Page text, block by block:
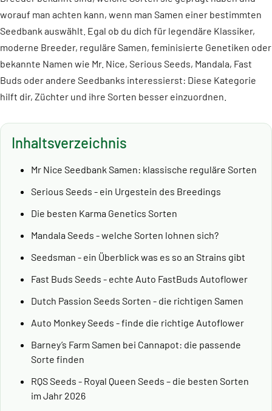
worauf man achten kann, wenn man Samen einer bestimmten
Seedbank auswählt. Egal ob du dich für legendäre Klassiker,
moderne Breeder, reguläre Samen, feminisierte Genetiken oder
bekannte Namen wie Mr. Nice, Serious Seeds, Mandala, Fast
Buds oder andere Seedbanks interessierst: Diese Kategorie
hilft dir, Züchter und ihre Sorten besser einzuordnen.
Inhaltsverzeichnis
Mr Nice Seedbank Samen: klassische reguläre Sorten
Serious Seeds - ein Urgestein des Breedings
Die besten Karma Genetics Sorten
Mandala Seeds - welche Sorten lohnen sich?
Seedsman - ein Überblick was es so an Strains gibt
Fast Buds Seeds - echte Auto FastBuds Autoflower
Dutch Passion Seeds Sorten - die richtigen Samen
Auto Monkey Seeds - finde die richtige Autoflower
Barney’s Farm Samen bei Cannapot: die passende
Sorte finden
RQS Seeds - Royal Queen Seeds – die besten Sorten
im Jahr 2026